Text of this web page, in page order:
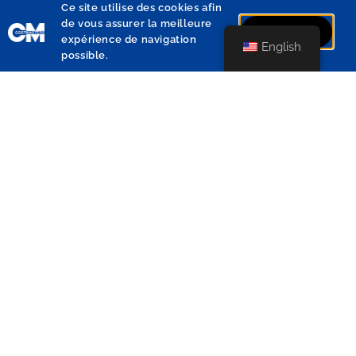
From Monday to Thursday:
9:00 am to 12:30 pm
and 1:30 pm to 5:00 pm
English
Ce site utilise des cookies afin
de vous assurer la meilleure
expérience de navigation
possible.